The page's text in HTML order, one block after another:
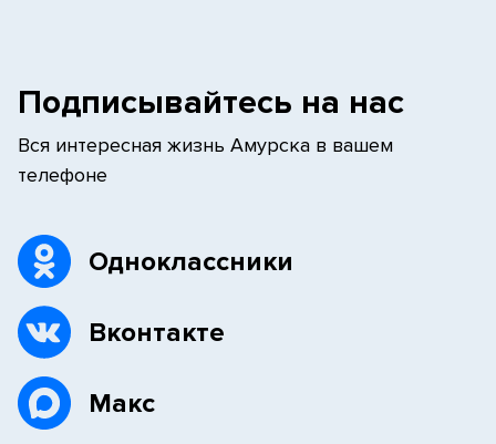
Подписывайтесь на нас
Вся интересная жизнь Амурска в вашем
телефоне
Одноклассники
Вконтакте
Макс